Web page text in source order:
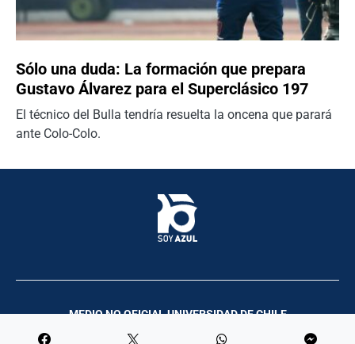
Sólo una duda: La formación que prepara
Gustavo Álvarez para el Superclásico 197
El técnico del Bulla tendría resuelta la oncena que parará
ante Colo-Colo.
MEDIO NO OFICIAL UNIVERSIDAD DE CHILE
Palco Comunicación y Producciones | 2023